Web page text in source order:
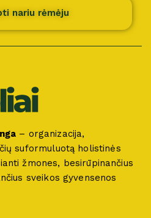
nariu rėmėju
– organizacija,
suformuluotą holistinės
žmones, besirūpinančius
sveikos gyvensenos